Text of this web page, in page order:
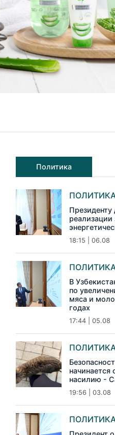
Политика
реализации
18:15 | 06.08
В
по
мяса и
годах
17:44 | 05.08
начинается
насилию -
19:56 | 03.08